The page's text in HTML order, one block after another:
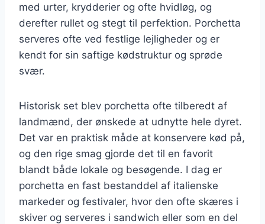
med urter, krydderier og ofte hvidløg, og
derefter rullet og stegt til perfektion. Porchetta
serveres ofte ved festlige lejligheder og er
kendt for sin saftige kødstruktur og sprøde
svær.
Historisk set blev porchetta ofte tilberedt af
landmænd, der ønskede at udnytte hele dyret.
Det var en praktisk måde at konservere kød på,
og den rige smag gjorde det til en favorit
blandt både lokale og besøgende. I dag er
porchetta en fast bestanddel af italienske
markeder og festivaler, hvor den ofte skæres i
skiver og serveres i sandwich eller som en del